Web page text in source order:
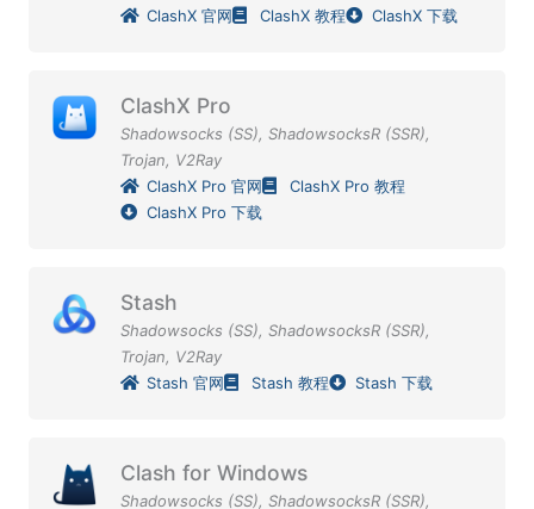
ClashX 官网
ClashX 教程 ClashX 下载
ClashX Pro
Shadowsocks (SS), ShadowsocksR (SSR),
Trojan, V2Ray
ClashX Pro 官网
ClashX Pro 教程
ClashX Pro 下载
Stash
Shadowsocks (SS), ShadowsocksR (SSR),
Trojan, V2Ray
Stash 官网
Stash 教程 Stash 下载
Clash for Windows
Shadowsocks (SS), ShadowsocksR (SSR),